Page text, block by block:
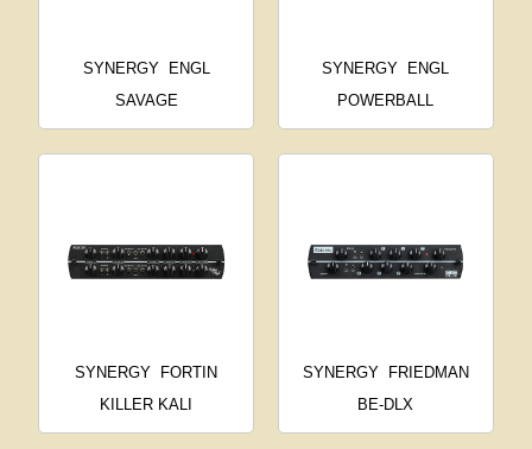
SYNERGY
ENGL
SAVAGE
SYNERGY
ENGL
POWERBALL
SYNERGY
FORTIN
KILLER KALI
SYNERGY
FRIEDMAN
BE-DLX